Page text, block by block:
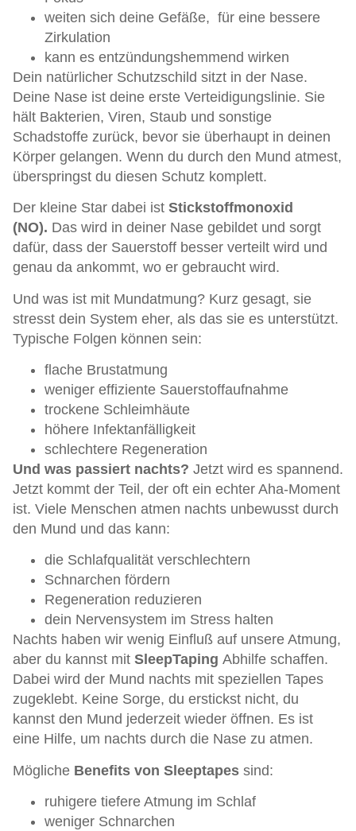
weiten sich deine Gefäße, für eine bessere
Zirkulation
kann es entzündungshemmend wirken
Dein natürlicher Schutzschild sitzt in der Nase.
Deine Nase ist deine erste Verteidigungslinie. Sie
hält Bakterien, Viren, Staub und sonstige
Schadstoffe zurück, bevor sie überhaupt in deinen
Körper gelangen. Wenn du durch den Mund atmest,
überspringst du diesen Schutz komplett.
Der kleine Star dabei ist Stickstoffmonoxid
(NO). Das wird in deiner Nase gebildet und sorgt
dafür, dass der Sauerstoff besser verteilt wird und
genau da ankommt, wo er gebraucht wird.
Und was ist mit Mundatmung? Kurz gesagt, sie
stresst dein System eher, als das sie es unterstützt.
Typische Folgen können sein:
flache Brustatmung
weniger effiziente Sauerstoffaufnahme
trockene Schleimhäute
höhere Infektanfälligkeit
schlechtere Regeneration
Und was passiert nachts? Jetzt wird es spannend.
Jetzt kommt der Teil, der oft ein echter Aha-Moment
ist. Viele Menschen atmen nachts unbewusst durch
den Mund und das kann:
die Schlafqualität verschlechtern
Schnarchen fördern
Regeneration reduzieren
dein Nervensystem im Stress halten
Nachts haben wir wenig Einfluß auf unsere Atmung,
aber du kannst mit SleepTaping Abhilfe schaffen.
Dabei wird der Mund nachts mit speziellen Tapes
zugeklebt. Keine Sorge, du erstickst nicht, du
kannst den Mund jederzeit wieder öffnen. Es ist
eine Hilfe, um nachts durch die Nase zu atmen.
Mögliche Benefits von Sleeptapes sind:
ruhigere tiefere Atmung im Schlaf
weniger Schnarchen